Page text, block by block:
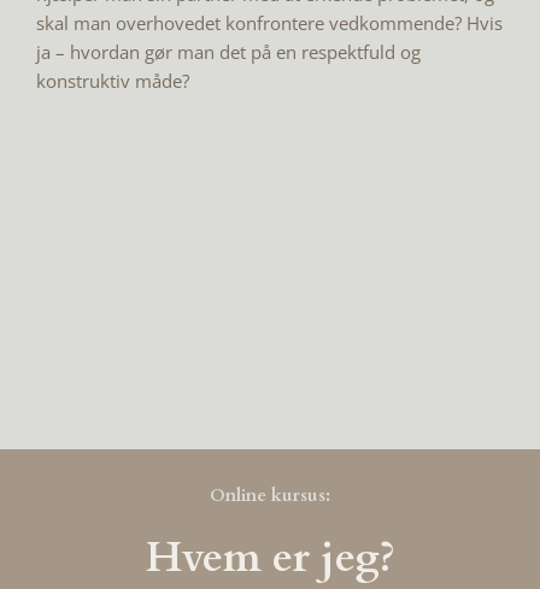
skal man overhovedet konfrontere vedkommende? Hvis
ja – hvordan gør man det på en respektfuld og
konstruktiv måde?
Online kursus:
Hvem er jeg?